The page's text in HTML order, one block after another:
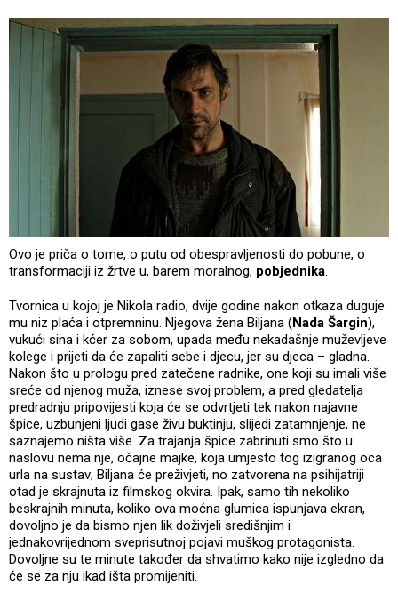
Ovo je priča o tome, o putu od obespravljenosti do pobune, o
transformaciji iz žrtve u, barem moralnog, pobjednika.
Tvornica u kojoj je Nikola radio, dvije godine nakon otkaza duguje
mu niz plaća i otpremninu. Njegova žena Biljana (Nada Šargin),
vukući sina i kćer za sobom, upada među nekadašnje muževljeve
kolege i prijeti da će zapaliti sebe i djecu, jer su djeca – gladna.
Nakon što u prologu pred zatečene radnike, one koji su imali više
sreće od njenog muža, iznese svoj problem, a pred gledatelja
predradnju pripovijesti koja će se odvrtjeti tek nakon najavne
špice, uzbunjeni ljudi gase živu buktinju, slijedi zatamnjenje, ne
saznajemo ništa više. Za trajanja špice zabrinuti smo što u
naslovu nema nje, očajne majke, koja umjesto tog izigranog oca
urla na sustav; Biljana će preživjeti, no zatvorena na psihijatriji
otad je skrajnuta iz filmskog okvira. Ipak, samo tih nekoliko
beskrajnih minuta, koliko ova moćna glumica ispunjava ekran,
dovoljno je da bismo njen lik doživjeli središnjim i
jednakovrijednom sveprisutnoj pojavi muškog protagonista.
Dovoljne su te minute također da shvatimo kako nije izgledno da
će se za nju ikad išta promijeniti.